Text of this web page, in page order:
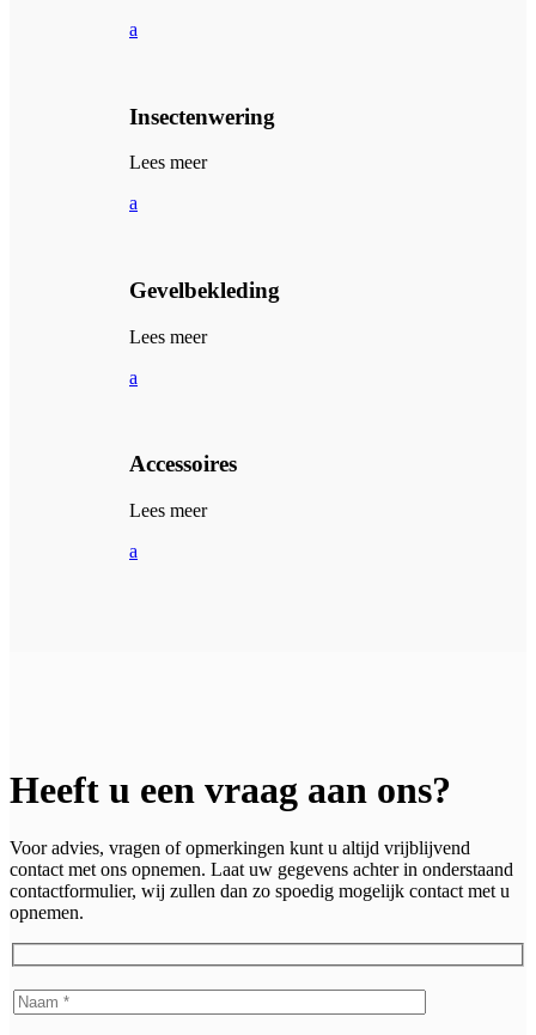
a
Insectenwering
Lees meer
a
Gevelbekleding
Lees meer
a
Accessoires
Lees meer
a
Heeft u een vraag aan ons?
Voor advies, vragen of opmerkingen kunt u altijd vrijblijvend
contact met ons opnemen. Laat uw gegevens achter in onderstaand
contactformulier, wij zullen dan zo spoedig mogelijk contact met u
opnemen.